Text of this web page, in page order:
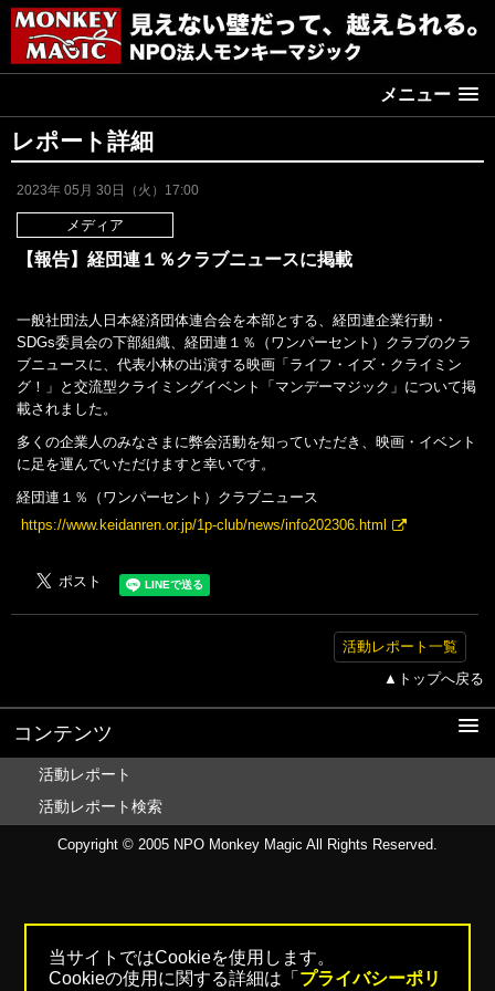
当サイトではCookieを使用します。
Cookieの使用に関する詳細は「 プライバシーポリ
メニュー
レポート詳細
2023年 05月 30日（火）17:00
メディア
【報告】経団連１％クラブニュースに掲載
一般社団法人日本経済団体連合会を本部とする、経団連企業行動・
SDGs委員会の下部組織、経団連１％（ワンパーセント）クラブのクラ
ブニュースに、代表小林の出演する映画「ライフ・イズ・クライミン
グ！」と交流型クライミングイベント「マンデーマジック」について掲
載されました。
多くの企業人のみなさまに弊会活動を知っていただき、映画・イベント
に足を運んでいただけますと幸いです。
経団連１％（ワンパーセント）クラブニュース
https://www.keidanren.or.jp/1p-club/news/info202306.html
活動レポート一覧
▲トップへ戻る
コンテンツ
活動レポート
活動レポート検索
Copyright © 2005 NPO Monkey Magic All Rights Reserved.